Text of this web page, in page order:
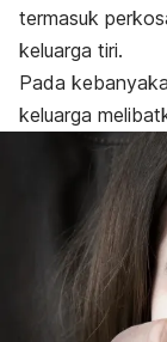
termasuk
keluarga tiri.
Pada
keluarga